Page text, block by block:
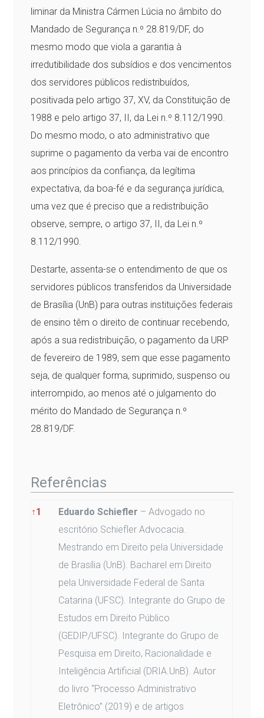
liminar da Ministra Cármen Lúcia no âmbito do
Mandado de Segurança n.º 28.819/DF, do
mesmo modo que viola a garantia à
irredutibilidade dos subsídios e dos vencimentos
dos servidores públicos redistribuídos,
positivada pelo artigo 37, XV, da Constituição de
1988 e pelo artigo 37, II, da Lei n.º 8.112/1990.
Do mesmo modo, o ato administrativo que
suprime o pagamento da verba vai de encontro
aos princípios da confiança, da legítima
expectativa, da boa-fé e da segurança jurídica,
uma vez que é preciso que a redistribuição
observe, sempre, o artigo 37, II, da Lei n.º
8.112/1990.
Destarte, assenta-se o entendimento de que os
servidores públicos transferidos da Universidade
de Brasília (UnB) para outras instituições federais
de ensino têm o direito de continuar recebendo,
após a sua redistribuição, o pagamento da URP
de fevereiro de 1989, sem que esse pagamento
seja, de qualquer forma, suprimido, suspenso ou
interrompido, ao menos até o julgamento do
mérito do Mandado de Segurança n.º
28.819/DF.
Referências
Referências
↑1 Eduardo Schiefler – Advogado no
escritório Schiefler Advocacia.
Mestrando em Direito pela Universidade
de Brasília (UnB). Bacharel em Direito
pela Universidade Federal de Santa
Catarina (UFSC). Integrante do Grupo de
Estudos em Direito Público
(GEDIP/UFSC). Integrante do Grupo de
Pesquisa em Direito, Racionalidade e
Inteligência Artificial (DRIA.UnB). Autor
do livro “Processo Administrativo
Eletrônico” (2019) e de artigos